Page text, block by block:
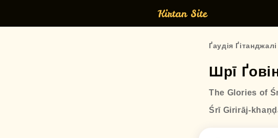
Ґаудія Ґітанджалі
Шрī
The Glories of
Śrī Girirāj-